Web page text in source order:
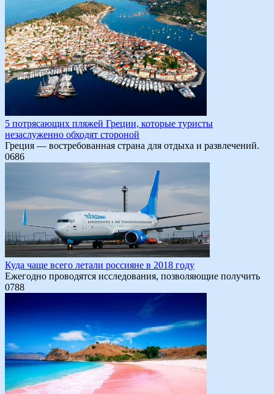
5 потрясающих пляжей Греции, которые туристы
незаслуженно обходят стороной
Греция — востребованная страна для отдыха и развлечений.
0686
Куда чаще всего летали россияне в 2018 году
Ежегодно проводятся исследования, позволяющие получить
0788